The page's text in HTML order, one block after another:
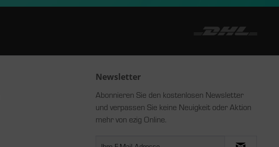
Newsletter
Abonnieren Sie den kostenlosen Newsletter
und verpassen Sie keine Neuigkeit oder Aktion
mehr von ezig Online.